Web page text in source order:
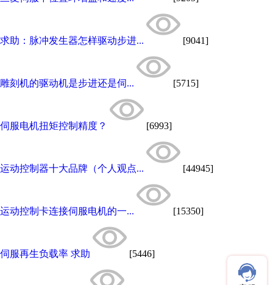
求助：脉冲发生器怎样驱动步进... [9041]
雕刻机的驱动机是步进还是伺... [5715]
伺服电机扭矩控制精度？ [6993]
运动控制器十大品牌（个人观点... [44945]
运动控制卡连接伺服电机的一... [15350]
伺服再生负载率 求助 [5446]